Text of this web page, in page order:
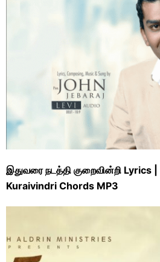
இதுவரை நடத்தி குறைவின்றி Lyrics
Kuraivindri Chords MP3